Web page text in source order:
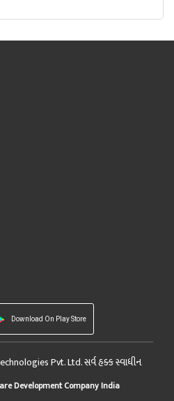
Download On Play Store
Pvt. Ltd. સર્વ હક્ક સ્વાધીન
Development Company India